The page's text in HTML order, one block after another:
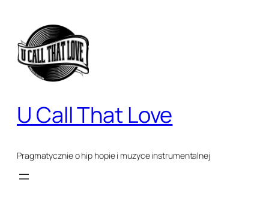
treści
U Call That Love
Pragmatycznie o hip hopie i muzyce instrumentalnej